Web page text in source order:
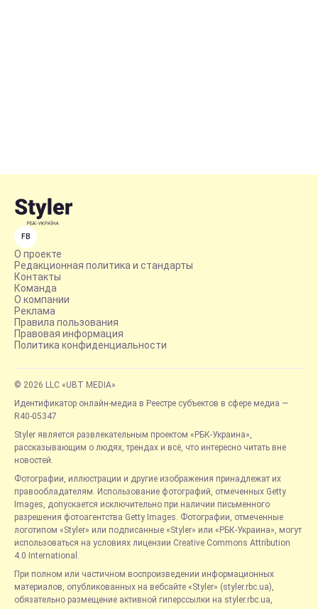
FB
О проекте
Редакционная политика и стандарты
Контакты
Команда
О компании
Реклама
Правила пользования
Правовая информация
Политика конфиденциальности
© 2026 LLC «UBT MEDIA»
Идентификатор онлайн-медиа в Реестре субъектов в сфере медиа —
R40-05347
Styler является развлекательным проектом «РБК-Украина»,
рассказывающим о людях, трендах и всё, что интересно читать вне
новостей.
Фотографии, иллюстрации и другие изображения принадлежат их
правообладателям. Использование фотографий, отмеченных Getty
Images, допускается исключительно при наличии письменного
разрешения фотоагентства Getty Images. Фотографии, отмеченные
логотипом «Styler» или подписанные «Styler» или «РБК-Украина», могут
использоваться на условиях лицензии Creative Commons Attribution
4.0 International.
При полном или частичном воспроизведении информационных
материалов, опубликованных на вебсайте «Styler» (styler.rbc.ua),
обязательно размещение активной гиперссылки на styler.rbc.ua,